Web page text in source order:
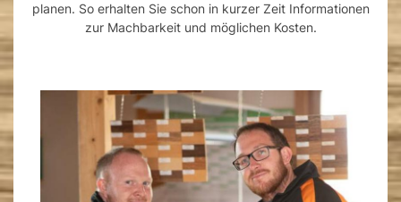
planen. So erhalten Sie schon in kurzer Zeit Informationen
zur Machbarkeit und möglichen Kosten.